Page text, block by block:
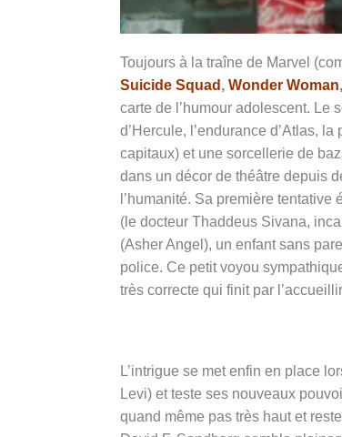
Toujours à la traîne de Marvel
Suicide Squad , Wonder Woman,
carte de l’humour adolescent. Le
d’Hercule, l’endurance d’Atlas,
capitaux) et une sorcellerie de
dans un décor de théâtre depuis
l’humanité. Sa première
(le docteur Thaddeus Sivana,
(Asher Angel), un enfant sans
police. Ce petit voyou
très correcte qui finit par
L’intrigue se met enfin en place
Levi) et teste ses nouveaux
quand même pas très haut et